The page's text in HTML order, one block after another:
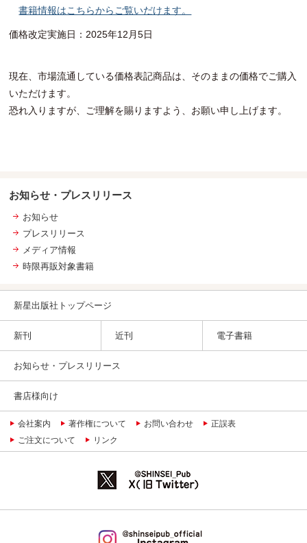
書籍情報はこちらからご覧いだけます。
価格改定実施日： 2025年12 月5日
現在、市場流通している価格表記商品は、そのままの価格でご購入
いただけます。
恐れ入りますが、ご理解を賜りますよう、お願い申し上げます。
お知らせ・プレスリリース
お知らせ
プレスリリース
メディア情報
時限再販対象書籍
新星出版社トップページ
新刊 近刊 電子書籍
お知らせ・プレスリリース
書店様向け
会社案内 著作権について お問い合わせ
正誤表
ご注文について
リンク